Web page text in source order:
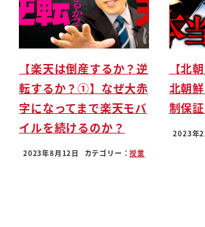
それが苦平気ですよ
売からねぇてんね市場になったんだ
定期預金ではないですよね
ねそうなんです
で現在地って
発表させています
連覇そして1999年
金キャンター
て上1%ですわっ
か
【楽天は倒産するか？逆
転するか？①】なぜ大赤
字になってまで楽天モバ
イルを続けるのか？
2023年8月12日 カテゴリー：授業
【北
北朝
制保
2023年